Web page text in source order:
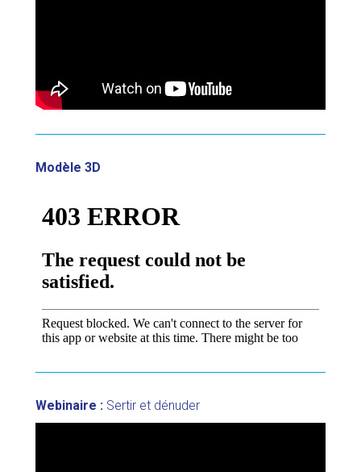
Modèle 3D
Webinaire : Sertir et dénuder